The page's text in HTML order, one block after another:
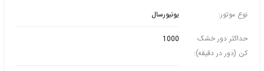
نوع موتور: یونیورسال
حداکثر دور خشک
کن (دور در دقیقه):
1000